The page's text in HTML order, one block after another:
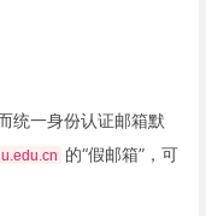
统一身份认证邮箱默
的“假邮箱”，可